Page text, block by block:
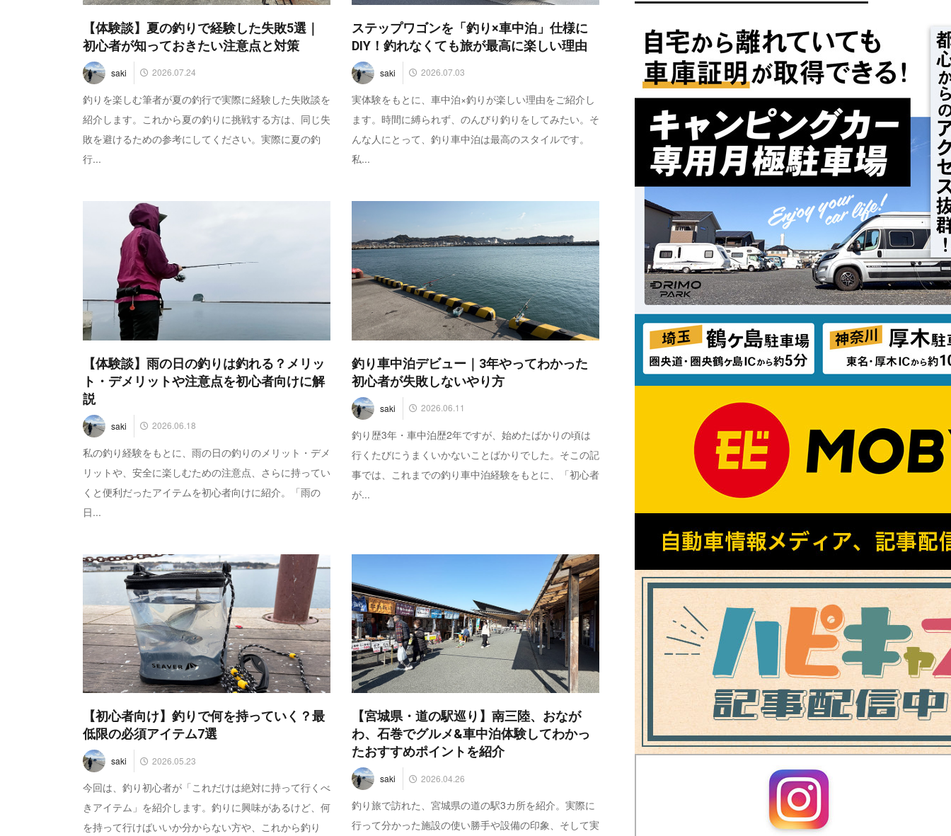
【体験談】夏の釣りで経験した失敗5選｜
初心者が知っておきたい注意点と対策
saki 2026.07.24
釣りを楽しむ筆者が夏の釣行で実際に経験した失敗談を
紹介します。これから夏の釣りに挑戦する方は、同じ失
敗を避けるための参考にしてください。実際に夏の釣
行...
ステップワゴンを「釣り×車中泊」仕様に
DIY！釣れなくても旅が最高に楽しい理由
saki 2026.07.03
実体験をもとに、車中泊×釣りが楽しい理由をご紹介し
ます。時間に縛られず、のんびり釣りをしてみたい。そ
んな人にとって、釣り車中泊は最高のスタイルです。
私...
【体験談】雨の日の釣りは釣れる？メリッ
ト・デメリットや注意点を初心者向けに解
説
saki 2026.06.18
私の釣り経験をもとに、雨の日の釣りのメリット・デメ
リットや、安全に楽しむための注意点、さらに持ってい
くと便利だったアイテムを初心者向けに紹介。「雨の
日...
釣り車中泊デビュー｜3年やってわかった
初心者が失敗しないやり方
saki 2026.06.11
釣り歴3年・車中泊歴2年ですが、始めたばかりの頃は
行くたびにうまくいかないことばかりでした。そこの記
事では、これまでの釣り車中泊経験をもとに、「初心者
が...
【初心者向け】釣りで何を持っていく？最
低限の必須アイテム7選
saki 2026.05.23
今回は、釣り初心者が「これだけは絶対に持って行くべ
きアイテム」を紹介します。釣りに興味があるけど、何
を持って行けばいいか分からない方や、これから釣り
【宮城県・道の駅巡り】南三陸、おなが
わ、石巻でグルメ&車中泊体験してわかっ
たおすすめポイントを紹介
saki 2026.04.26
釣り旅で訪れた、宮城県の道の駅3カ所を紹介。実際に
行って分かった施設の使い勝手や設備の印象、そして実